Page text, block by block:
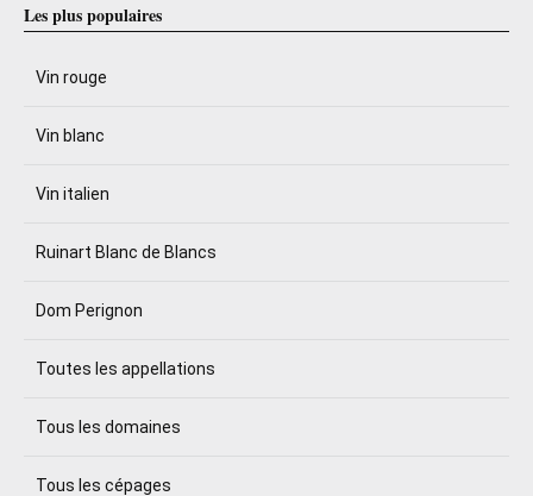
Les plus populaires
Vin rouge
Vin blanc
Vin italien
Ruinart Blanc de Blancs
Dom Perignon
Toutes les appellations
Tous les domaines
Tous les cépages